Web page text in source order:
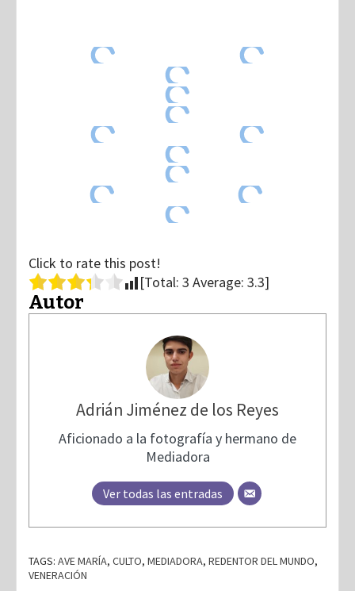
Click to rate this post!
[Total: 3 Average: 3.3]
Autor
Adrián Jiménez de los Reyes
Aficionado a la fotografía y hermano de
Mediadora
Ver todas las entradas
TAGS: AVE MARÍA, CULTO, MEDIADORA, REDENTOR DEL MUNDO,
VENERACIÓN